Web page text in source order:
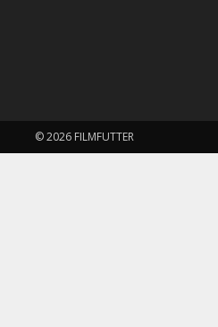
© 2026 FILMFUTTER